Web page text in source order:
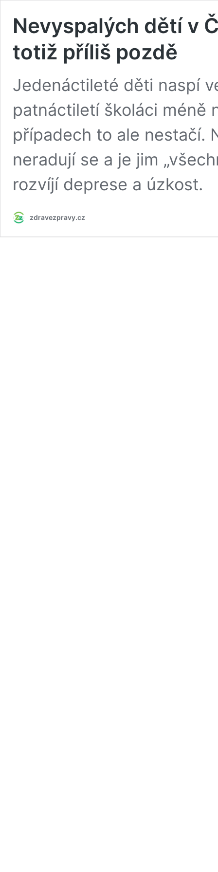
Nevyspalých dětí v
totiž příliš pozdě
Jedenáctileté děti naspí
patnáctiletí školáci méně
případech to ale nestačí.
neradují se a je jim
rozvíjí deprese a úzkost.
zdravezpravy.cz